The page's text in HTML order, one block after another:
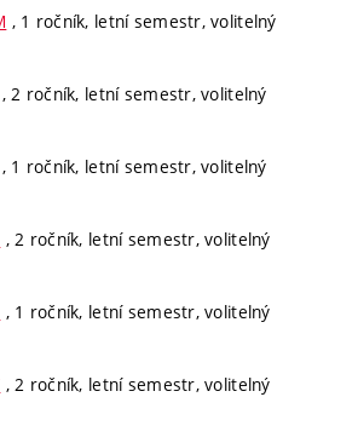
, 1 ročník, letní semestr, volitelný
, 2 ročník, letní semestr, volitelný
, 1 ročník, letní semestr, volitelný
, 2 ročník, letní semestr, volitelný
, 1 ročník, letní semestr, volitelný
, 2 ročník, letní semestr, volitelný